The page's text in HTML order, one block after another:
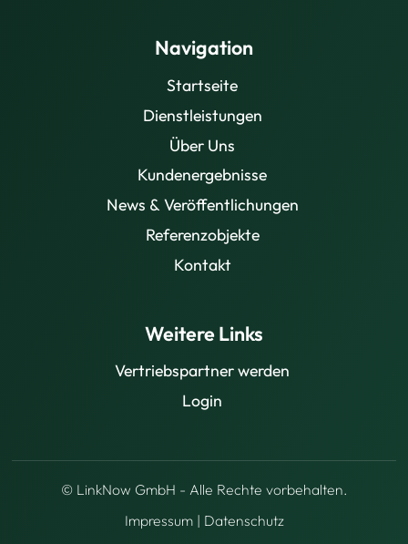
Navigation
Startseite
Dienstleistungen
Über Uns
Kundenergebnisse
News & Veröffentlichungen
Referenzobjekte
Kontakt
Weitere Links
Vertriebspartner werden
Login
© LinkNow GmbH - Alle Rechte vorbehalten.
Impressum| Datenschutz